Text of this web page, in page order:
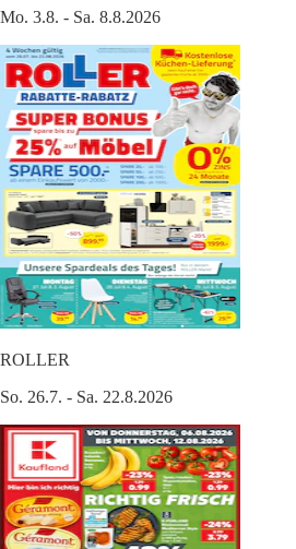
Mo. 3.8. - Sa. 8.8.2026
ROLLER
So. 26.7. - Sa. 22.8.2026